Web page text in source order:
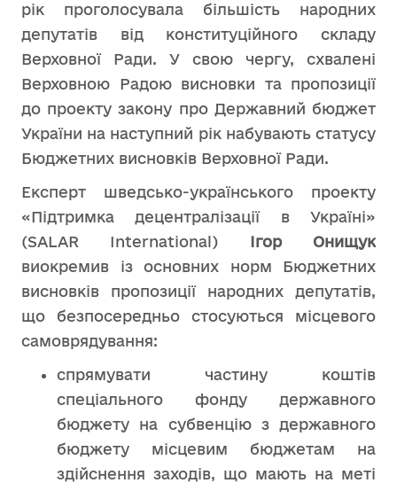
рік проголосувала більшість народних
депутатів від конституційного складу
Верховної Ради. У свою чергу, схвалені
Верховною Радою висновки та пропозиції
до проекту закону про Державний бюджет
України на наступний рік набувають статусу
Бюджетних висновків Верховної Ради.
Експерт шведсько-українського проекту
«Підтримка децентралізації в Україні»
(SALAR International) Ігор Онищук
виокремив із основних норм Бюджетних
висновків пропозиції народних депутатів,
що безпосередньо стосуються місцевого
самоврядування:
спрямувати частину коштів
спеціального фонду державного
бюджету на субвенцію з державного
бюджету місцевим бюджетам на
здійснення заходів, що мають на меті